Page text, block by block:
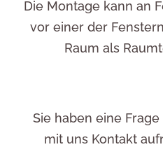
Die Montage kann an
vor einer der
Raum als
Sie haben eine
mit uns Kontakt